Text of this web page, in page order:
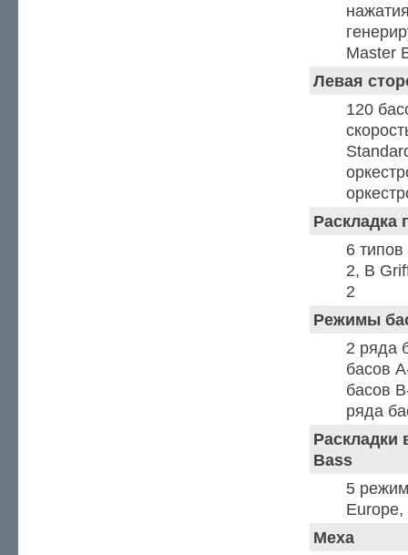
Master
Левая
120
Раскладка
6
2, B
2
Режимы
2 ряда
басов
басов
ряда
Раскладки
Bass
5
Меха